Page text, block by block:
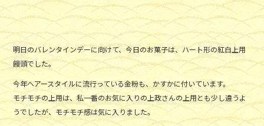
明日のバレンタインデーに向けて、今日のお菓子は、ハート形の紅白上用
饅頭でした。
今年ヘアースタイルに流行っている金粉も、かすかに付いています。
モチモチの上用は、私一番のお気に入りの上政さんの上用とも少し違うよ
うでしたが、モチモチ感は気に入りました。